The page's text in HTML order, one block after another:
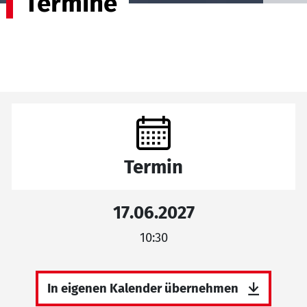
Termin
17.06.2027
10:30
In eigenen Kalender übernehmen